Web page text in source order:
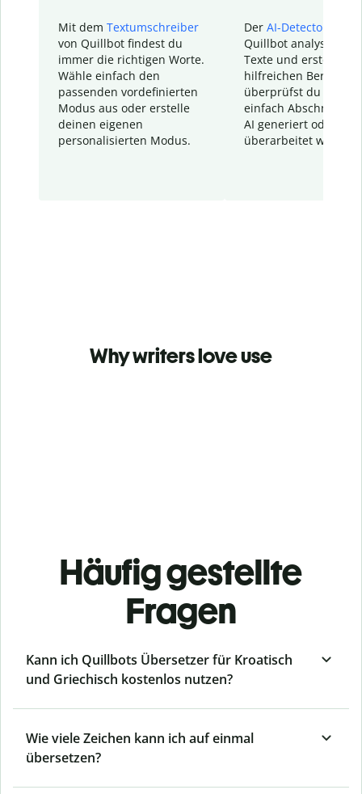
Mit dem Textumschreiber
von Quillbot findest du
immer die richtigen Worte.
Wähle einfach den
passenden vordefinierten
Modus aus oder erstelle
deinen eigenen
personalisierten Modus.
Der AI-Detector
Quillbot analysiert
Texte und erstellt
hilfreichen Bericht.
überprüfst du
einfach Abschnitte,
AI generiert oder
überarbeitet wurden.
Why writers love use
Häufig gestellte
Fragen
Kann ich Quillbots Übersetzer für Kroatisch
und Griechisch kostenlos nutzen?
Wie viele Zeichen kann ich auf einmal
übersetzen?